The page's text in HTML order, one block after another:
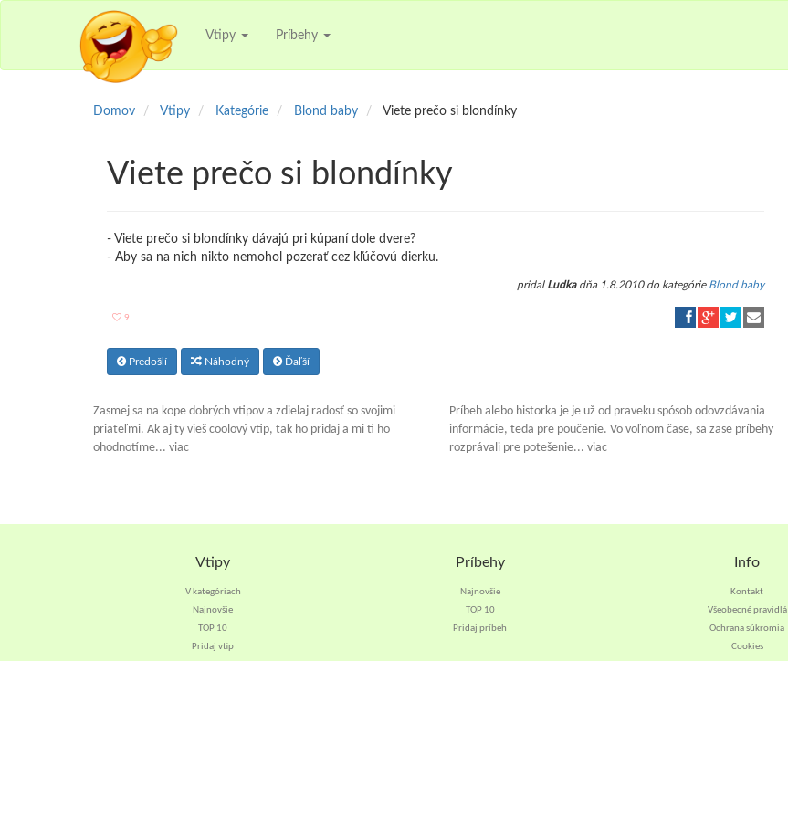
Vtipy Príbehy
Domov Vtipy Kategórie Blond baby Viete prečo si blondínky
Viete prečo si blondínky
- Viete prečo si blondínky dávajú pri kúpaní dole dvere?
- Aby sa na nich nikto nemohol pozerať cez kľúčovú dierku.
pridal Ludkadňa 1.8.2010 do kategórie Blond baby
9
Predošlí Náhodný Ďaľší
Zasmej sa na kope dobrých vtipov a zdielaj radosť so svojimi
priateľmi. Ak aj ty vieš coolový vtip, tak ho pridaj a mi ti ho
ohodnotíme... viac
Príbeh alebo historka je je už od praveku spósob odovzdávania
informácie, teda pre poučenie. Vo voľnom čase, sa zase príbehy
rozprávali pre potešenie... viac
Vtipy
V kategóriach
Najnovšie
TOP 10
Pridaj vtip
Príbehy
Najnovšie
TOP 10
Pridaj príbeh
Info
Kontakt
Všeobecné pravidlá
Ochrana súkromia
Cookies